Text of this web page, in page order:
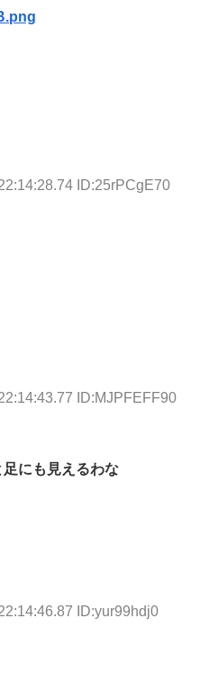
ID:25rPCgE70
ID:MJPFEFF90
にも見えるわな
ID:yur99hdj0